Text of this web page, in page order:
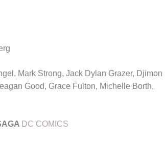
Mark Strong, Jack Dylan Grazer, Djimon
Good, Grace Fulton, Michelle Borth,
DC COMICS